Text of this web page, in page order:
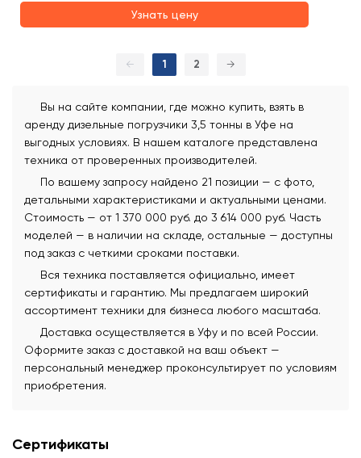
Узнать цену
← 1 2 →
Вы на сайте компании, где можно купить, взять в
аренду дизельные погрузчики 3,5 тонны в Уфе на
выгодных условиях. В нашем каталоге представлена
техника от проверенных производителей.
По вашему запросу найдено 21 позиции — с фото,
детальными характеристиками и актуальными ценами.
Стоимость — от 1 370 000 руб. до 3 614 000 руб. Часть
моделей — в наличии на складе, остальные — доступны
под заказ с четкими сроками поставки.
Вся техника поставляется официально, имеет
сертификаты и гарантию. Мы предлагаем широкий
ассортимент техники для бизнеса любого масштаба.
Доставка осуществляется в Уфу и по всей России.
Оформите заказ с доставкой на ваш объект —
персональный менеджер проконсультирует по условиям
приобретения.
Сертификаты